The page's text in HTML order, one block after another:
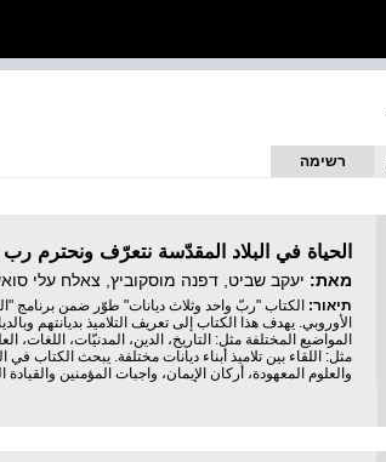
רשימה
מאת: יעקב שביט, דפנה מוסקוביץ, צאלח עלי
תיאור: الكتاب "ربّ واحد وثلاث ديانات" طوّر ضمن برنامج
الأوروبي. يهدف هذا الكتاب إلى تعريف التلاميذ بديانتهم
المواضيع المختلفة مثل: التاريخ، الدين، المدنيّات، اللغات،
مثل: اللقاء بين تلاميذ أبناء ديانات مختلفة. يبحث الكتاب
والعلوم المعهودة، أركان الإيمان، واجبات المؤمنين والقيادة